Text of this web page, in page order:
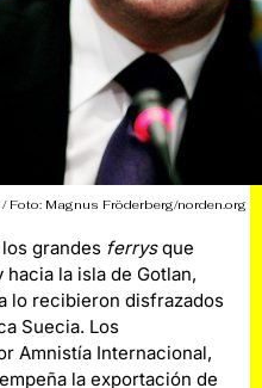
Foto: Magnus Fröderberg/norden.org
grandes ferrysque
la isla de Gotlan,
lo recibieron disfrazados
Suecia. Los
Amnistía Internacional,
la exportación de